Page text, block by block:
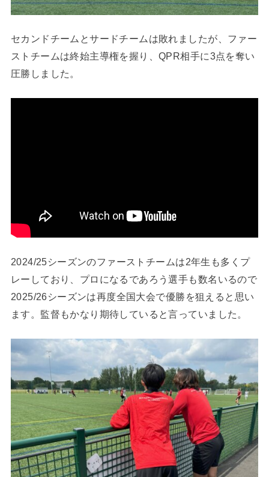
セカンドチームとサードチームは敗れましたが、ファー
ストチームは終始主導権を握り、QPR相手に3点を奪い
圧勝しました。
2024/25シーズンのファーストチームは2年生も多くプ
レーしており、プロになるであろう選手も数名いるので
2025/26シーズンは再度全国大会で優勝を狙えると思い
ます。監督もかなり期待していると言っていました。